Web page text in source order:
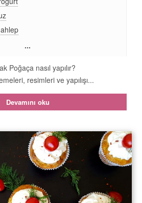
...
Poğaça nasıl yapılır?
resimleri ve yapılışı...
Devamını oku